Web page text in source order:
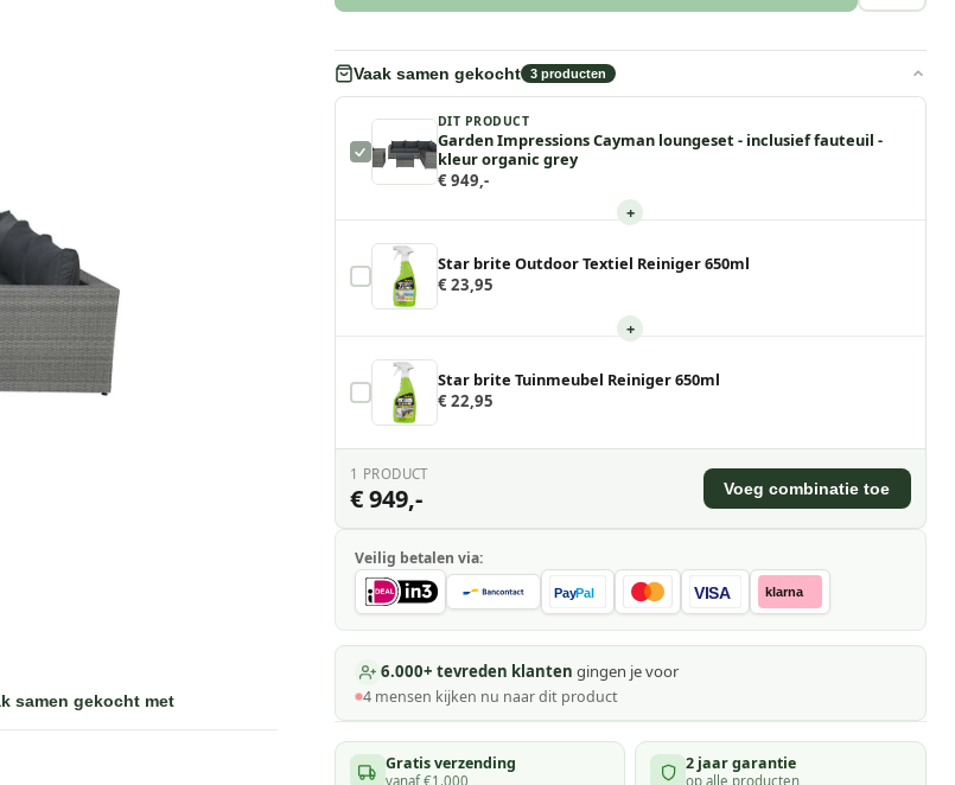
samen gekocht met
Vaak samen gekocht 3 producten
DIT PRODUCT
Garden Impressions Cayman loungeset - inclusief fauteuil -
kleur organic grey
€ 949,-
+
Star brite Outdoor Textiel Reiniger 650ml
€ 23,95
+
Star brite Tuinmeubel Reiniger 650ml
€ 22,95
1 PRODUCT
€ 949,- Voeg combinatie toe
Veilig betalen via:
PayPal VISA klarna
6.000+ tevreden klanten gingen je voor
4 mensen kijken nu naar dit product
Gratis verzending
vanaf €1.000
2 jaar garantie
op alle producten